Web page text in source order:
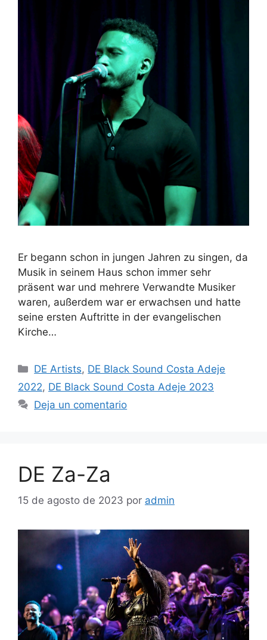
Er begann schon in jungen Jahren zu singen, da
Musik in seinem Haus schon immer sehr
präsent war und mehrere Verwandte Musiker
waren, außerdem war er erwachsen und hatte
seine ersten Auftritte in der evangelischen
Kirche…
DE Artists, DE Black Sound Costa Adeje
2022, DE Black Sound Costa Adeje 2023
Deja un comentario
DE Za-Za
15 de agosto de 2023 por admin